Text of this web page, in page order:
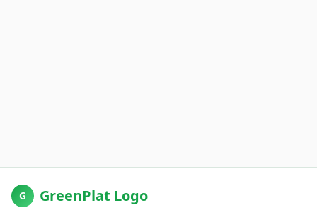
G GreenPlat Logo